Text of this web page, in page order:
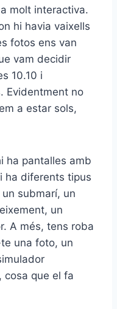
molt interactiva.
hi havia vaixells
fotos ens van
vam decidir
10.10 i
Evidentment no
a estar sols,
ha pantalles amb
ha diferents tipus
submarí, un
un
A més, tens roba
una foto, un
cosa que el fa